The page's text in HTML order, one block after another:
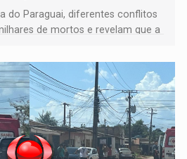
do Paraguai, diferentes conflitos
de mortos e revelam que a